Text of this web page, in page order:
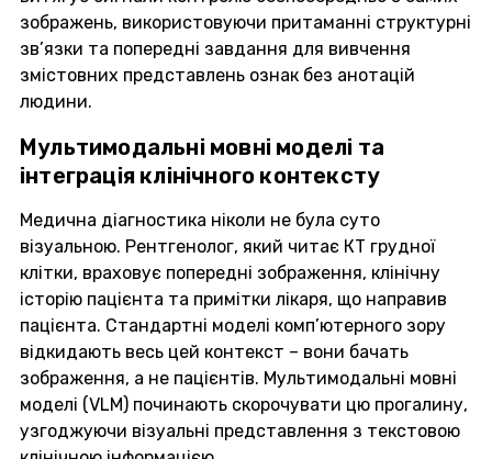
зображень, використовуючи притаманні структурні
зв’язки та попередні завдання для вивчення
змістовних представлень ознак без анотацій
людини.
Мультимодальні мовні моделі та
інтеграція клінічного контексту
Медична діагностика ніколи не була суто
візуальною. Рентгенолог, який читає КТ грудної
клітки, враховує попередні зображення, клінічну
історію пацієнта та примітки лікаря, що направив
пацієнта. Стандартні моделі комп’ютерного зору
відкидають весь цей контекст – вони бачать
зображення, а не пацієнтів. Мультимодальні мовні
моделі (VLM) починають скорочувати цю прогалину,
узгоджуючи візуальні представлення з текстовою